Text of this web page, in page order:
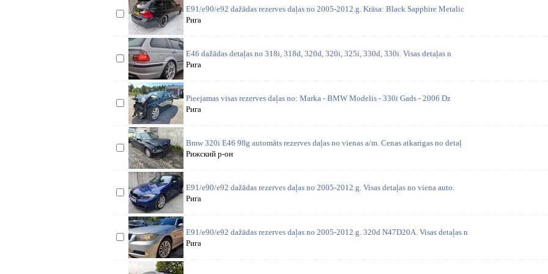
E91/e90/e92 dažādas rezerves daļas no 2005-2012.g. Krāsa: Black Sapphire Metalic
Рига
E46 dažādas detaļas no 318i, 318d, 320d, 320i, 325i, 330d, 330i. Visas detaļas n
Рига
Pieejamas visas rezerves daļas no: Marka - BMW Modelis - 330i Gads - 2006 Dz
Рига
Bmw 320i E46 98g automāts rezerves daļas no vienas a/m. Cenas atkarigas no detaļ
Рижский р-он
E91/e90/e92 dažādas rezerves daļas no 2005-2012.g. Visas detaļas no viena auto.
Рига
E91/e90/e92 dažādas rezerves daļas no 2005-2012.g. 320d N47D20A. Visas detaļas n
Рига